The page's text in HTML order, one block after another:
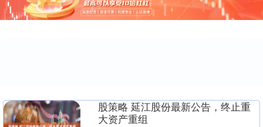
股策略 延江股份最新公告，终止重
大资产重组